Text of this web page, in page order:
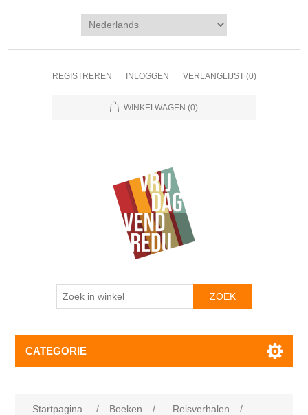
REGISTREREN INLOGGEN VERLANGLIJST (0)
WINKELWAGEN (0)
CATEGORIE
Startpagina / Boeken / Reisverhalen
/